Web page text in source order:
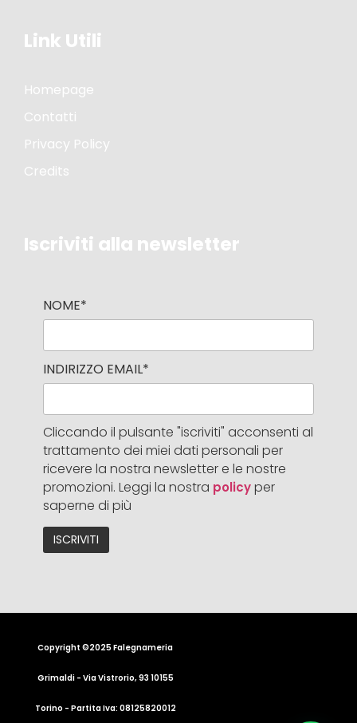
Link Utili
Homepage
Contatti
Privacy Policy
Credits
Iscriviti alla newsletter
NOME*
INDIRIZZO EMAIL*
Cliccando il pulsante "iscriviti" acconsenti al
trattamento dei miei dati personali per
ricevere la nostra newsletter e le nostre
promozioni. Leggi la nostra policyper
saperne di più
Copyright ©2025 Falegnameria
Grimaldi - Via Vistrorio, 93 10155
Torino - Partita Iva: 08125820012